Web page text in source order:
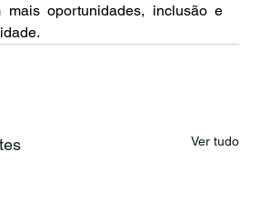
mais oportunidades, inclusão e
Ver tudo